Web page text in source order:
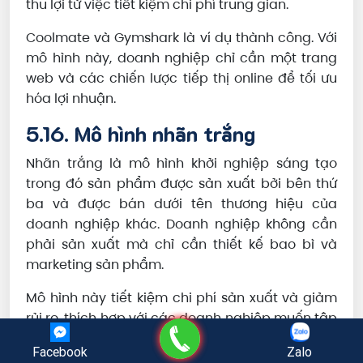
thu lợi từ việc tiết kiệm chi phí trung gian.
Coolmate và Gymshark là ví dụ thành công. Với
mô hình này, doanh nghiệp chỉ cần một trang
web và các chiến lược tiếp thị online để tối ưu
hóa lợi nhuận.
5.16. Mô hình nhãn trắng
Nhãn trắng là mô hình khởi nghiệp sáng tạo
trong đó sản phẩm được sản xuất bởi bên thứ
ba và được bán dưới tên thương hiệu của
doanh nghiệp khác. Doanh nghiệp không cần
phải sản xuất mà chỉ cần thiết kế bao bì và
marketing sản phẩm.
Mô hình này tiết kiệm chi phí sản xuất và giảm
rủi ro, thích hợp với các doanh nghiệp muốn tập
trung vào xây dựng thương hiệu mà không cần
đầu tư lớn vào dây chuyền sản xuất.
Facebook
Gọi điện
Zalo